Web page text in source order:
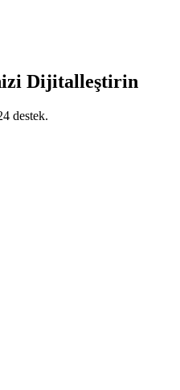
Dijitalleştirin
destek.